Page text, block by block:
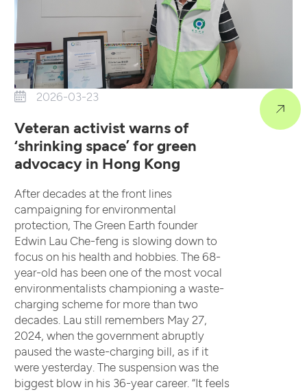
2026-03-23
Veteran activist warns of
‘shrinking space’ for green
advocacy in Hong Kong
After decades at the front lines
campaigning for environmental
protection, The Green Earth founder
Edwin Lau Che-feng is slowing down to
focus on his health and hobbies. The 68-
year-old has been one of the most vocal
environmentalists championing a waste-
charging scheme for more than two
decades. Lau still remembers May 27,
2024, when the government abruptly
paused the waste-charging bill, as if it
were yesterday. The suspension was the
biggest blow in his 36-year career. “It feels